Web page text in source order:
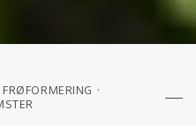
FRØFORMERING